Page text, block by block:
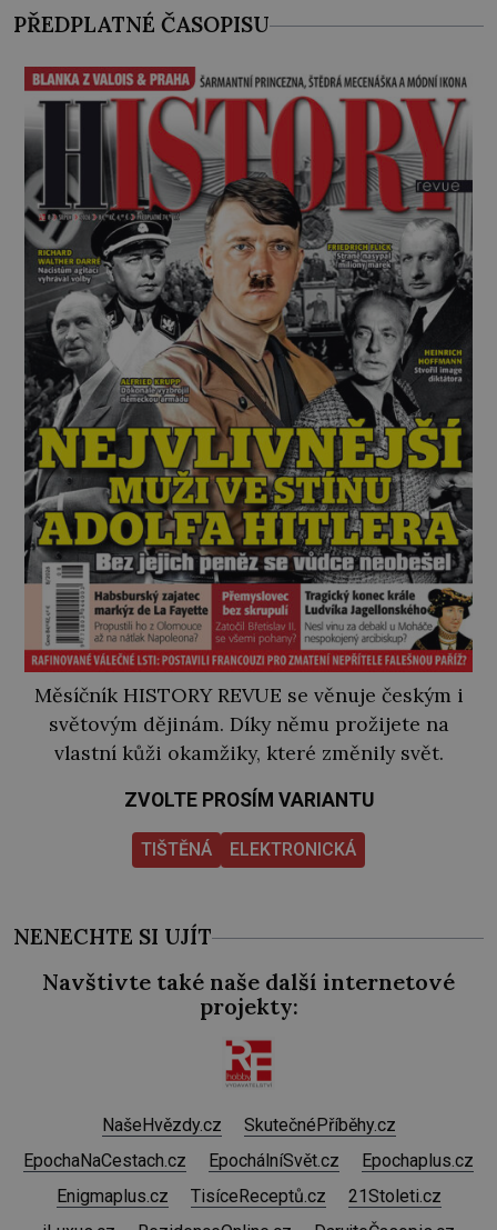
Předškolní věk je
PŘEDPLATNÉ ČASOPISU
Měsíčník HISTORY REVUE se věnuje českým i
světovým dějinám. Díky němu prožijete na
vlastní kůži okamžiky, které změnily svět.
ZVOLTE PROSÍM VARIANTU
TIŠTĚNÁ ELEKTRONICKÁ
NENECHTE SI UJÍT
Navštivte také naše další internetové
projekty:
NašeHvězdy.cz
SkutečnéPříběhy.cz
EpochaNaCestach.cz
EpochálníSvět.cz
Epochaplus.cz
Enigmaplus.cz
TisíceReceptů.cz
21Stoleti.cz